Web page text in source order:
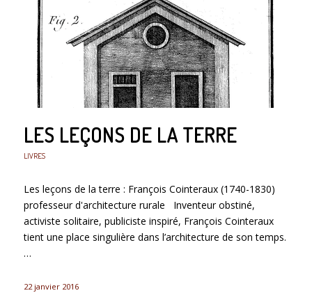
LES LEÇONS DE LA TERRE
LIVRES
Les leçons de la terre : François Cointeraux (1740-1830)
professeur d'architecture rurale Inventeur obstiné,
activiste solitaire, publiciste inspiré, François Cointeraux
tient une place singulière dans l’architecture de son temps.
…
22 janvier 2016